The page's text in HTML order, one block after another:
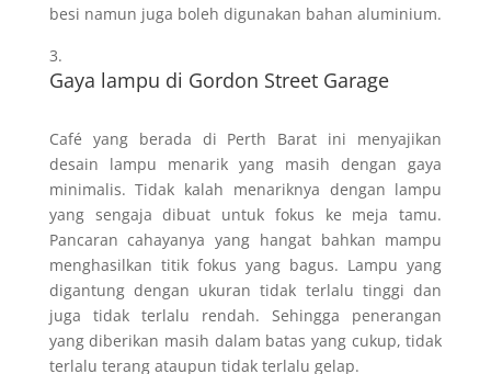
besi namun juga boleh digunakan bahan aluminium.
Gaya lampu di Gordon Street Garage
Café yang berada di Perth Barat ini menyajikan
desain lampu menarik yang masih dengan gaya
minimalis. Tidak kalah menariknya dengan lampu
yang sengaja dibuat untuk fokus ke meja tamu.
Pancaran cahayanya yang hangat bahkan mampu
menghasilkan titik fokus yang bagus. Lampu yang
digantung dengan ukuran tidak terlalu tinggi dan
juga tidak terlalu rendah. Sehingga penerangan
yang diberikan masih dalam batas yang cukup, tidak
terlalu terang ataupun tidak terlalu gelap.